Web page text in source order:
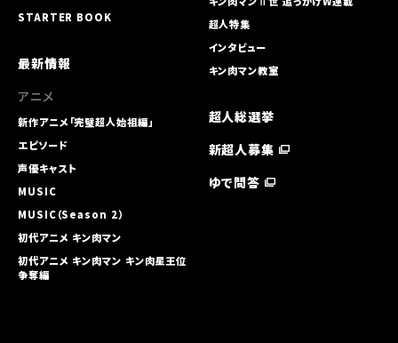
STARTER BOOK
最新情報
アニメ
新作アニメ「完璧超人始祖編」
エピソード
声優キャスト
MUSIC
MUSIC（Season 2）
初代アニメ キン⾁マン
初代アニメ キン⾁マン キン⾁星王位
争奪編
超人特集
インタビュー
キン肉マン教室
超人総選挙
新超人募集
ゆで問答